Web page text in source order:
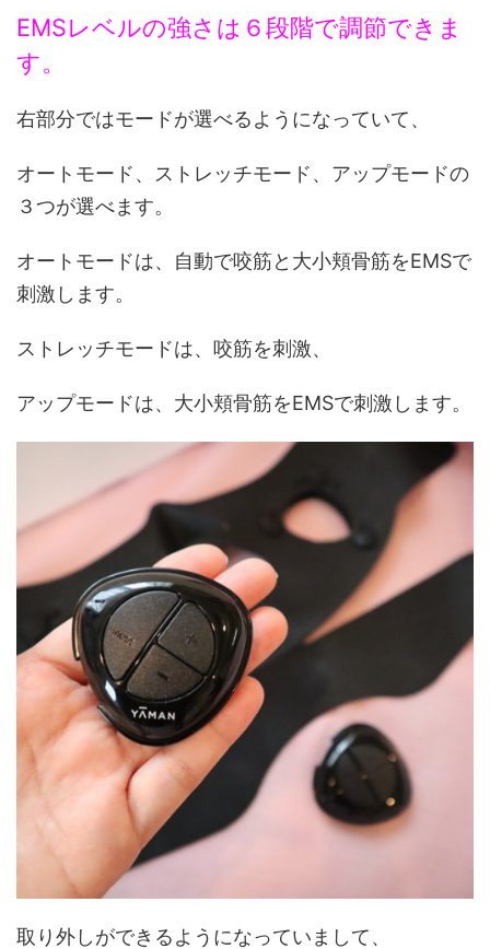
EMSレベルの強さは６段階で調節できま
す。
右部分ではモードが選べるようになっていて、
オートモード、ストレッチモード、アップモードの
３つが選べます。
オートモードは、自動で咬筋と大小頬骨筋をEMSで
刺激します。
ストレッチモードは、咬筋を刺激、
アップモードは、大小頬骨筋をEMSで刺激します。
取り外しができるようになっていまして、